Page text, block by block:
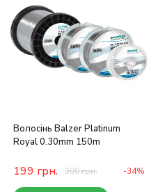
Волосінь Balzer Platinum
Royal 0.30mm 150m
199 грн. 300грн. -34%